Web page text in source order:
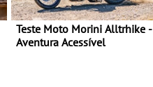
Teste Moto Morini Alltrhike -
Aventura Acessível